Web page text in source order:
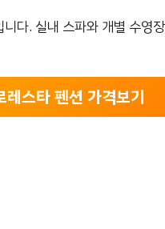
다. 실내 스파와 개별 수영
레스타 펜션 가격보기